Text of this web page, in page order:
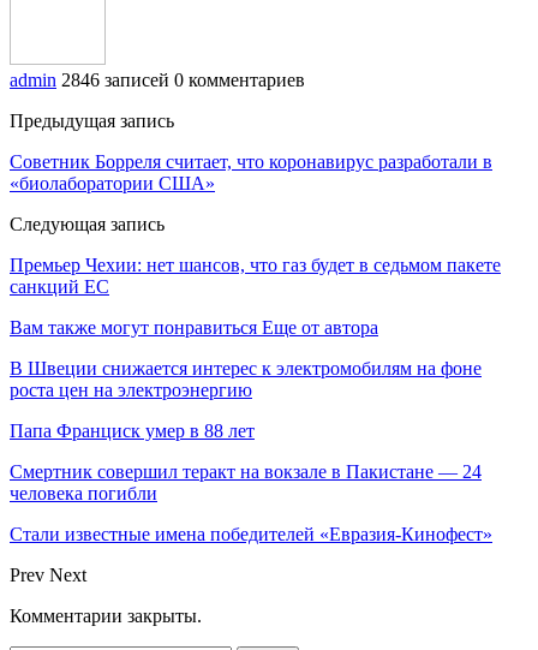
admin 2846 записей 0 комментариев
Предыдущая запись
Советник Борреля считает, что коронавирус разработали в
«биолаборатории США»
Следующая запись
Премьер Чехии: нет шансов, что газ будет в седьмом пакете
санкций ЕС
Вам также могут понравиться Еще от автора
В Швеции снижается интерес к электромобилям на фоне
роста цен на электроэнергию
Папа Франциск умер в 88 лет
Смертник совершил теракт на вокзале в Пакистане — 24
человека погибли
Стали известные имена победителей «Евразия-Кинофест»
Prev Next
Комментарии закрыты.